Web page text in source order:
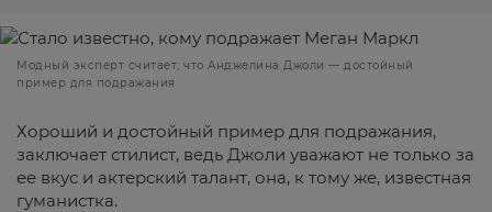
Модный эксперт считает, что Анджелина Джоли — достойный
пример для подражания
Хороший и достойный пример для подражания,
заключает стилист, ведь Джоли уважают не только за
ее вкус и актерский талант, она, к тому же, известная
гуманистка.